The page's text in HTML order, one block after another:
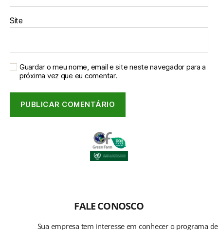
Site
Guardar o meu nome, email e site neste navegador para a
próxima vez que eu comentar.
FALE CONOSCO
Sua empresa tem interesse em conhecer o programa de